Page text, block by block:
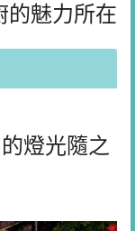
的魅力所在
燈光隨之